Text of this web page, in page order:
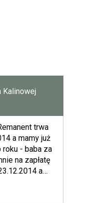
Kalinowej
trwa
a mamy już
- baba za
na zapłatę
a